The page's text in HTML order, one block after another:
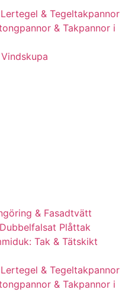
& Tegeltakpannor
& Takpannor i
& Fasadtvätt
Plåttak
Tak & Tätskikt
& Tegeltakpannor
& Takpannor i